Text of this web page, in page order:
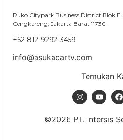
Ruko Citypark Business District Blok E
Cengkareng, Jakarta Barat 11730
+62 812-9292-3459
info@asukacartv.com
Temukan
©2026 PT. Intersis